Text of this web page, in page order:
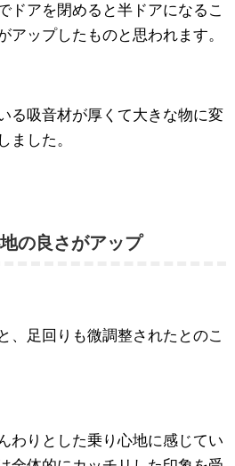
ドアを閉めると半ドアになるこ
アップしたものと思われます。
る吸音材が厚くて大きな物に変
ました。
の良さがアップ
、足回りも微調整されたとのこ
わりとした乗り心地に感じてい